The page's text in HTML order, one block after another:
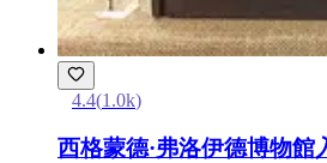
4.4(1.0k)
西格蒙德·弗洛伊德博物館